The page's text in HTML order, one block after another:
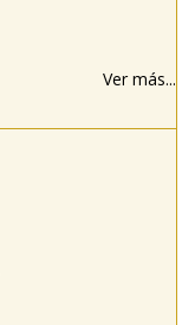
Ver más...